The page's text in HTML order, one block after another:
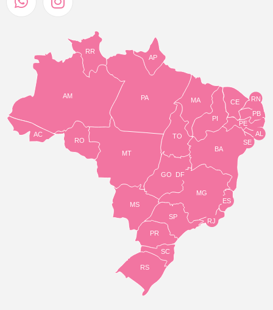
TO
BA
SE
PE
AL
RN
CE
PI
MA
AP
PA
RR
AM
AC
RO
MT
MS
GO
PR
SC
RS
SP
MG
RJ
ES
DF
PB